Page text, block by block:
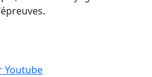
Youtube